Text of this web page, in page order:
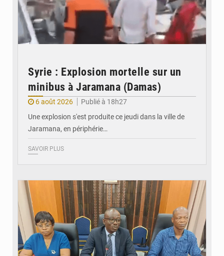
Syrie : Explosion mortelle sur un
minibus à Jaramana (Damas)
6 août 2026
Publié à 18h27
Une explosion s'est produite ce jeudi dans la ville de
Jaramana, en périphérie…
SAVOIR PLUS